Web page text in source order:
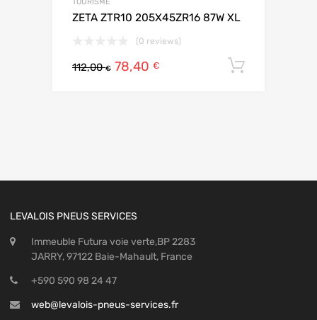
ZETA ZTR10 205X45ZR16 87W XL
(0 reviews)
112,00€ 78,40 €
LEVALOIS PNEUS SERVICES
Immeuble Futura voie verte,BP 2283
JARRY, 97122 Baie-Mahault, France
+590 590 98 24 47
web@levalois-pneus-services.fr